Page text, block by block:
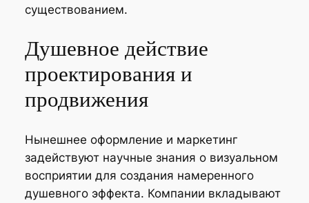
существованием.
Душевное действие
проектирования и
продвижения
Нынешнее оформление и маркетинг
задействуют научные знания о визуальном
восприятии для создания намеренного
душевного эффекта. Компании вкладывают